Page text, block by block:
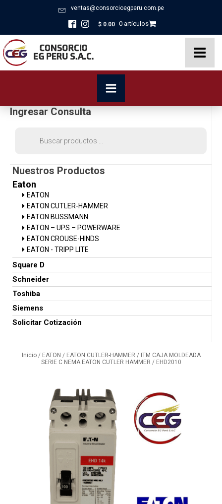
ventas@consorcioegperu.com.pe
$ 0.00 0 artículos
Ingresar Consulta
Nuestros Productos
Eaton
EATON
EATON CUTLER-HAMMER
EATON BUSSMANN
EATON – UPS – POWERWARE
EATON CROUSE-HINDS
EATON - TRIPP LITE
Square D
Schneider
Toshiba
Siemens
Solicitar Cotización
Inicio/ EATON / EATON CUTLER-HAMMER / ITM CAJA MOLDEADA
SERIE C NEMA EATON CUTLER HAMMER / EHD2010